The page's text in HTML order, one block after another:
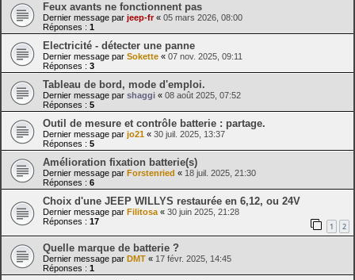
Feux avants ne fonctionnent pas
Dernier message par jeep-fr « 05 mars 2026, 08:00
Réponses : 1
Electricité - détecter une panne
Dernier message par Sokette « 07 nov. 2025, 09:11
Réponses : 3
Tableau de bord, mode d'emploi.
Dernier message par shaggi « 08 août 2025, 07:52
Réponses : 5
Outil de mesure et contrôle batterie : partage.
Dernier message par jo21 « 30 juil. 2025, 13:37
Réponses : 5
Amélioration fixation batterie(s)
Dernier message par Forstenried « 18 juil. 2025, 21:30
Réponses : 6
Choix d'une JEEP WILLYS restaurée en 6,12, ou 24V
Dernier message par Filitosa« 30 juin 2025, 21:28
Réponses : 17 1 2
Quelle marque de batterie ?
Dernier message par DMT « 17 févr. 2025, 14:45
Réponses : 1